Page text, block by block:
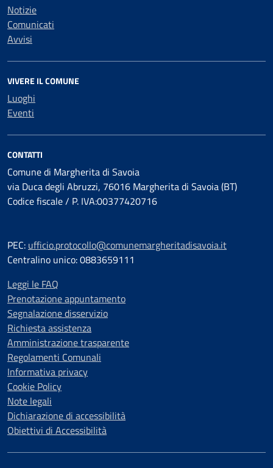
Notizie
Comunicati
Avvisi
VIVERE IL COMUNE
Luoghi
Eventi
CONTATTI
Comune di Margherita di Savoia
via Duca degli Abruzzi, 76016 Margherita di Savoia (BT)
Codice fiscale / P. IVA:00377420716
PEC: ufficio.protocollo@comunemargheritadisavoia.it
Centralino unico: 0883659111
Leggi le FAQ
Prenotazione appuntamento
Segnalazione disservizio
Richiesta assistenza
Amministrazione trasparente
Regolamenti Comunali
Informativa privacy
Cookie Policy
Note legali
Dichiarazione di accessibilità
Obiettivi di Accessibilità